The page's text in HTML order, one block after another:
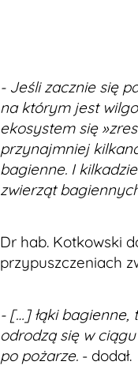
- Jeśli zacznie się
na którym jest
ekosystem się
przynajmniej
bagienne. I
zwierząt
Dr hab. Kotkowski
przypuszczeniach
- […] łąki bagienne,
odrodzą się w
po pożarze. - dodał.